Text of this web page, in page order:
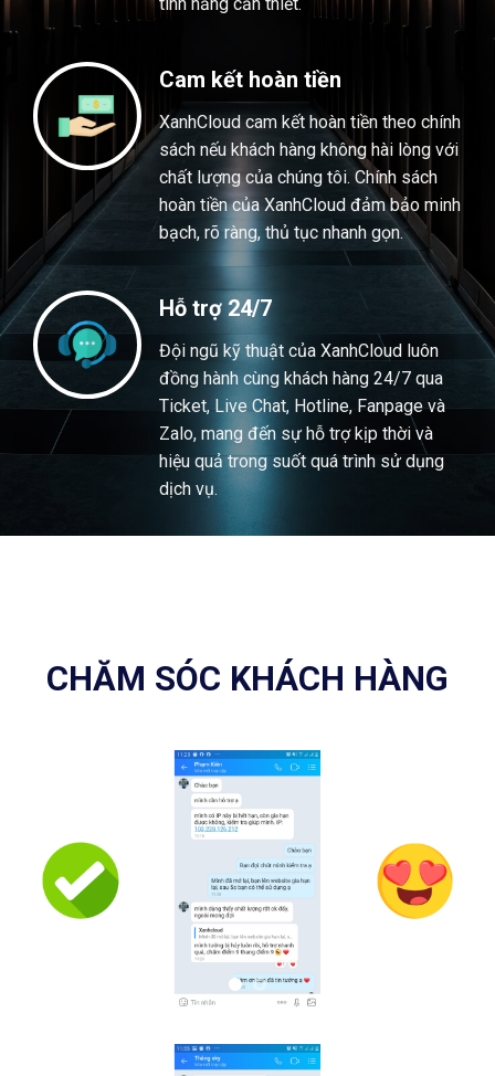
Cam kết hoàn tiền
XanhCloud cam kết hoàn tiền theo chính
sách nếu khách hàng không hài lòng với
chất lượng của chúng tôi. Chính sách
hoàn tiền của XanhCloud đảm bảo minh
bạch, rõ ràng, thủ tục nhanh gọn.
Hỗ trợ 24/7
Đội ngũ kỹ thuật của XanhCloud luôn
đồng hành cùng khách hàng 24/7 qua
Ticket, Live Chat, Hotline, Fanpage và
Zalo, mang đến sự hỗ trợ kịp thời và
hiệu quả trong suốt quá trình sử dụng
dịch vụ.
CHĂM SÓC KHÁCH HÀNG